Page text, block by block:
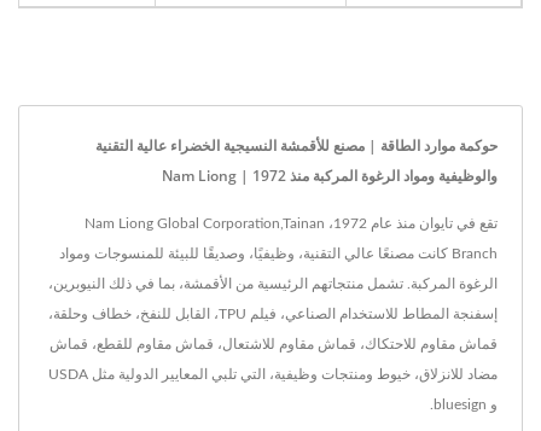
حوكمة موارد الطاقة | مصنع للأقمشة النسيجية الخضراء عالية التقنية
والوظيفية ومواد الرغوة المركبة منذ 1972 | Nam Liong
تقع في تايوان منذ عام 1972، Nam Liong Global Corporation,Tainan
Branch كانت مصنعًا عالي التقنية، وظيفيًا، وصديقًا للبيئة للمنسوجات ومواد
الرغوة المركبة. تشمل منتجاتهم الرئيسية من الأقمشة، بما في ذلك النيوبرين،
إسفنجة المطاط للاستخدام الصناعي، فيلم TPU، القابل للنفخ، خطاف وحلقة،
قماش مقاوم للاحتكاك، قماش مقاوم للاشتعال، قماش مقاوم للقطع، قماش
مضاد للانزلاق، خيوط ومنتجات وظيفية، التي تلبي المعايير الدولية مثل USDA
و bluesign.